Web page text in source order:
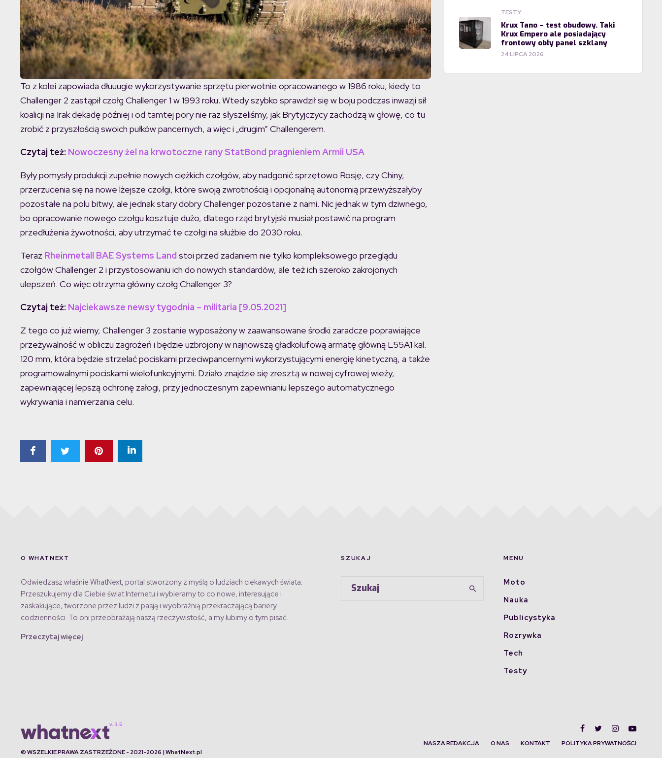
To z kolei zapowiada dłuuugie wykorzystywanie sprzętu pierwotnie opracowanego w 1986 roku, kiedy to
Challenger 2 zastąpił czołg Challenger 1 w 1993 roku. Wtedy szybko sprawdził się w boju podczas inwazji sił
koalicji na Irak dekadę później i od tamtej pory nie raz słyszeliśmy, jak Brytyjczycy zachodzą w głowę, co tu
zrobić z przyszłością swoich pułków pancernych, a więc i „drugim” Challengerem.
Czytaj też: Nowoczesny żel na krwotoczne rany StatBond pragnieniem Armii USA
Były pomysły produkcji zupełnie nowych ciężkich czołgów, aby nadgonić sprzętowo Rosję, czy Chiny,
przerzucenia się na nowe lżejsze czołgi, które swoją zwrotnością i opcjonalną autonomią przewyższałyby
pozostałe na polu bitwy, ale jednak stary dobry Challenger pozostanie z nami. Nic jednak w tym dziwnego,
bo opracowanie nowego czołgu kosztuje dużo, dlatego rząd brytyjski musiał postawić na program
przedłużenia żywotności, aby utrzymać te czołgi na służbie do 2030 roku.
Teraz Rheinmetall BAE Systems Land stoi przed zadaniem nie tylko kompleksowego przeglądu
czołgów Challenger 2 i przystosowaniu ich do nowych standardów, ale też ich szeroko zakrojonych
ulepszeń. Co więc otrzyma główny czołg Challenger 3?
Czytaj też: Najciekawsze newsy tygodnia – militaria [9.05.2021]
Z tego co już wiemy, Challenger 3 zostanie wyposażony w zaawansowane środki zaradcze poprawiające
przeżywalność w obliczu zagrożeń i będzie uzbrojony w najnowszą gładkolufową armatę główną L55A1 kal.
120 mm, która będzie strzelać pociskami przeciwpancernymi wykorzystującymi energię kinetyczną, a także
programowalnymi pociskami wielofunkcyjnymi. Działo znajdzie się zresztą w nowej cyfrowej wieży,
zapewniającej lepszą ochronę załogi, przy jednoczesnym zapewnianiu lepszego automatycznego
wykrywania i namierzania celu.
TESTY
Krux Tano – test obudowy. Taki
Krux Empero ale posiadający
frontowy obły panel szklany
24 LIPCA 2026
O WHATNEXT
Odwiedzasz właśnie WhatNext, portal stworzony z myślą o ludziach ciekawych świata.
Przeszukujemy dla Ciebie świat Internetu i wybieramy to co nowe, interesujące i
zaskakujące, tworzone przez ludzi z pasją i wyobraźnią przekraczającą bariery
codzienności. To oni przeobrażają naszą rzeczywistość, a my lubimy o tym pisać.
Przeczytaj więcej
SZUKAJ MENU
Moto
Nauka
Publicystyka
Rozrywka
Tech
Testy
© WSZELKIE PRAWA ZASTRZEŻONE - 2021-2026 | WhatNext.pl
NASZA REDAKCJA O NAS KONTAKT POLITYKA PRYWATNOŚCI